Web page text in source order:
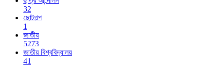
32
ছোটগল্প
1
জাতীয়
5273
জাতীয় বিশ্ববিদ্যালয়
41